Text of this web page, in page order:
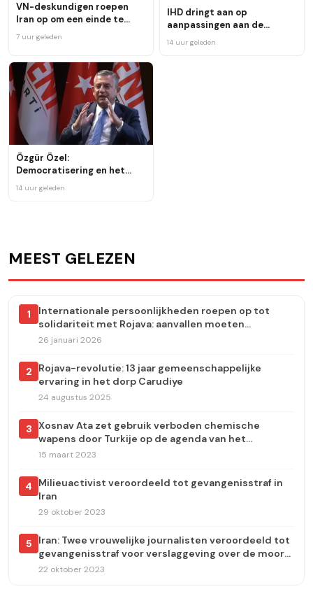
VN-deskundigen roepen
Iran op om een einde te
maken aan de schendingen
tegen Koerden en Baluch
7 uur geleden
IHD dringt aan op
aanpassingen aan de
kaderwet voor het
vredesproces
14 uur geleden
Özgür Özel:
Democratisering en het
vredesproces moeten hand
in hand gaan
14 uur geleden
MEEST GELEZEN
1
Internationale persoonlijkheden roepen op tot
solidariteit met Rojava: aanvallen moeten
onmiddellijk worden stopgezet
26 januari 2026
2
Rojava-revolutie: 13 jaar gemeenschappelijke
ervaring in het dorp Carudiye
24 augustus 2025
3 Xosnav Ata zet gebruik verboden chemische
wapens door Turkije op de agenda van het
Europees Parlement
15 maart 2023
4
Milieuactivist veroordeeld tot gevangenisstraf in
Iran
29 oktober 2023
5
Iran: Twee vrouwelijke journalisten veroordeeld tot
gevangenisstraf voor verslaggeving over de moord
op Jina Amini
22 oktober 2023